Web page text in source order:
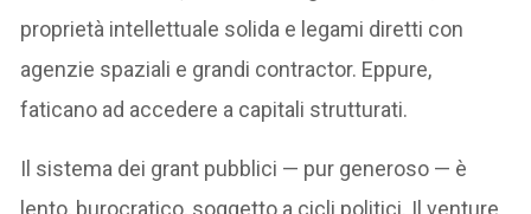
proprietà intellettuale solida e legami diretti con
agenzie spaziali e grandi contractor. Eppure,
faticano ad accedere a capitali strutturati.
Il sistema dei grant pubblici — pur generoso — è
lento, burocratico, soggetto a cicli politici. Il venture